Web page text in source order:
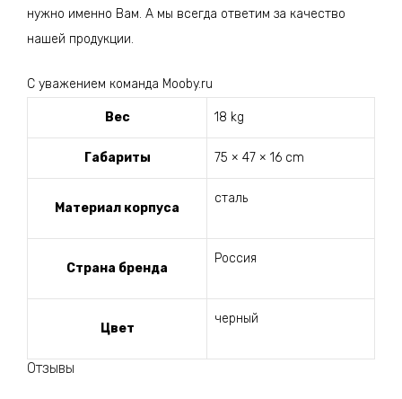
нужно именно Вам. А мы всегда ответим за качество
нашей продукции.
С уважением команда Mooby.ru
Вес 18 kg
Габариты 75 × 47 × 16 cm
Материал корпуса
сталь
Страна бренда
Россия
Цвет
черный
Отзывы